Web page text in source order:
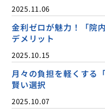
2025.11.06
金利ゼロが魅力！「院
デメリット
2025.10.15
月々の負担を軽くする
賢い選択
2025.10.07